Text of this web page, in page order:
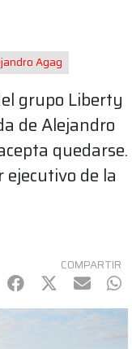
Agag
grupo Liberty
de Alejandro
quedarse.
ejecutivo de la
COMPARTIR
Facebook
Twitter
mail